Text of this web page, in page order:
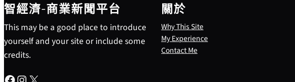
智經濟-商業新聞平台
This may be a good place to introduce
yourself and your site or include some
credits.
關於
Why This Site
My Experience
Contact Me